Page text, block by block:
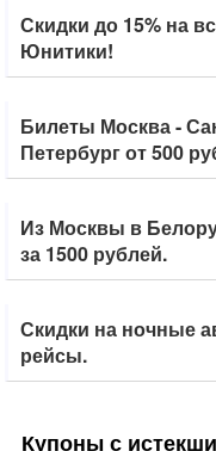
Скидки до 15% на
Юнитики!
Билеты Москва -
Петербург от 500
Из Москвы в
за 1500 рублей.
Скидки на ночные
рейсы.
Купоны с